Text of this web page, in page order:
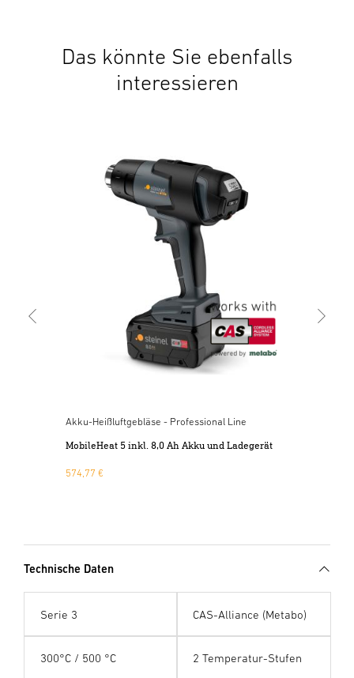
Das könnte Sie ebenfalls
interessieren
Akku-Heißluftgebläse - Professional Line
MobileHeat 5 inkl. 8,0 Ah Akku und Ladegerät
574,77 €
Technische Daten
Serie 3 CAS-Alliance (Metabo)
300°C / 500 °C 2 Temperatur-Stufen